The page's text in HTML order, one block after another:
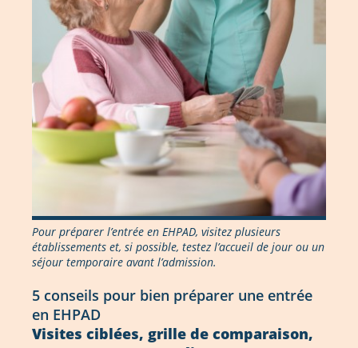
5 conseils pour bien préparer une entrée
en EHPAD
Visites ciblées, grille de comparaison,
Pour préparer l’entrée en EHPAD, visitez plusieurs
établissements et, si possible, testez l’accueil de jour ou un
séjour temporaire avant l’admission.